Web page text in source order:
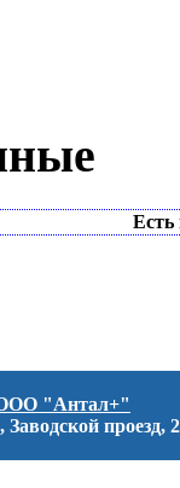
Есть
"Антал+"
проезд, 2